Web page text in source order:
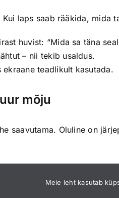
laps saab rääkida,
huvist: “Mida sa täna
– nii tekib usaldus.
ekraane teadlikult kasutada.
mõju
saavutama. Oluline on
Meie leht kasutab